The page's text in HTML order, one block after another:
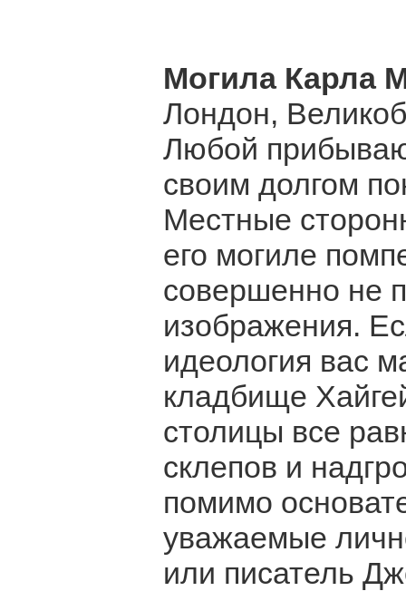
Могила Карла
Лондон,
Любой
своим долгом
Местные
его могиле
совершенно не
изображения.
идеология вас
кладбище
столицы все
склепов и
помимо
уважаемые
или писатель